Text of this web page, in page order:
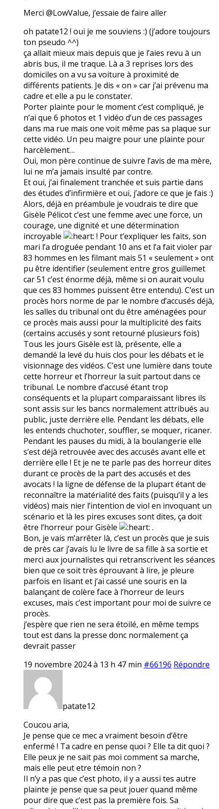
Merci @LowValue, j’essaie de faire aller
oh patate12 ! oui je me souviens :) (j’adore toujours
ton pseudo ^^)
ça allait mieux mais depuis que je l’aies revu à un
abris bus, il me traque. Là a 3 reprises lors des
domiciles on a vu sa voiture à proximité de
différents patients. Je dis « on » car j’ai prévenu ma
cadre et elle a pu le constater.
Porter plainte pour le moment c’est compliqué, je
n’ai que 6 photos et 1 vidéo d’un de ces passages
dans ma rue mais one voit même pas sa plaque sur
cette vidéo. Un peu maigre pour une plainte pour
harcèlement…
Oui, mon père continue de suivre l’avis de ma mère,
lui ne m’a jamais insulté par contre.
Et oui, j’ai finalement tranchée et suis partie dans
des études d’infirmière et oui, j’adore ce que je fais :)
Alors, déjà en préambule je voudrais te dire que
Gisèle Pélicot c’est une femme avec une force, un
courage, une dignité et une détermination
incroyable
! Pour t’expliquer les faits, son
mari l’a droguée pendant 10 ans et l’a fait violer par
83 hommes en les filmant mais 51 « seulement » ont
pu être identifier (seulement entre gros guillemet
car 51 c’est énorme déjà, même si on aurait voulu
que ces 83 hommes puissent être entendu). C’est un
procès hors norme de par le nombre d’accusés déjà,
les salles du tribunal ont du être aménagées pour
ce procès mais aussi pour la multiplicité des faits
(certains accusés y sont retourné plusieurs fois)
Tous les jours Gisèle est là, présente, elle a
demandé la levé du huis clos pour les débats et le
visionnage des vidéos. C’est une lumière dans toute
cette horreur et l’horreur la suit partout dans ce
tribunal. Le nombre d’accusé étant trop
conséquents et la plupart comparaissant libres ils
sont assis sur les bancs normalement attribués au
public, juste derrière elle. Pendant les débats, elle
les entends chuchoter, souffler, se moquer, ricaner.
Pendant les pauses du midi, à la boulangerie elle
s’est déjà retrouvée avec des accusés avant elle et
derrière elle ! Et je ne te parle pas des horreur dites
durant ce procès de la part des accusés et des
avocats ! la ligne de défense de la plupart étant de
reconnaître la matérialité des faits (puisqu’il y a les
vidéos) mais nier l’intention de viol en invoquant un
scénario et là les pires excuses sont dites, ça doit
être l’horreur pour Gisèle
.
Bon, je vais m’arrêter là, c’est un procès que je suis
de près car j’avais lu le livre de sa fille à sa sortie et
merci aux journalistes qui retranscrivent les séances
bien que ce soit très éprouvant à lire, je pleure
parfois en lisant et j’ai cassé une souris en la
balançant de colère face à l’horreur de leurs
excuses, mais c’est important pour moi de suivre ce
procès.
j’espère que rien ne sera étoilé, en même temps
tout est dans la presse donc normalement ça
devrait passer
19 novembre 2024 à 13 h 47 min #66196 Répondre
patate12
Coucou aria,
Je pense que ce mec a vraiment besoin d’être
enfermé ! Ta cadre en pense quoi ? Elle ta dit quoi ?
Elle peux je ne sait pas moi comment sa marche,
mais elle peut etre témoin non ?
Il n’y a pas que c’est photo, il y a aussi tes autre
plainte je pense que sa peut jouer quand même
pour dire que c’est pas la première fois. Sa